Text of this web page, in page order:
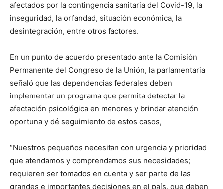
afectados por la contingencia sanitaria del Covid-19, la
inseguridad, la orfandad, situación económica, la
desintegración, entre otros factores.
En un punto de acuerdo presentado ante la Comisión
Permanente del Congreso de la Unión, la parlamentaria
señaló que las dependencias federales deben
implementar un programa que permita detectar la
afectación psicológica en menores y brindar atención
oportuna y dé seguimiento de estos casos,
“Nuestros pequeños necesitan con urgencia y prioridad
que atendamos y comprendamos sus necesidades;
requieren ser tomados en cuenta y ser parte de las
grandes e importantes decisiones en el país, que deben